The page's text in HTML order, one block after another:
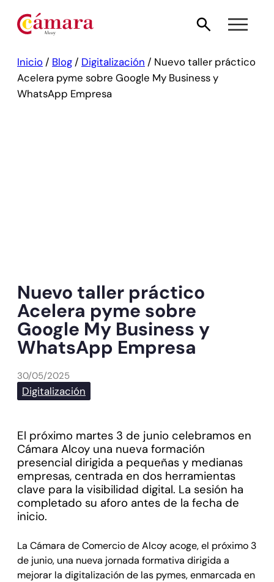
Inicio / Blog / Digitalización / Nuevo taller práctico
Acelera pyme sobre Google My Business y
WhatsApp Empresa
Nuevo taller práctico
Acelera pyme sobre
Google My Business y
WhatsApp Empresa
30/05/2025
Digitalización
El próximo martes 3 de junio celebramos en
Cámara Alcoy una nueva formación
presencial dirigida a pequeñas y medianas
empresas, centrada en dos herramientas
clave para la visibilidad digital. La sesión ha
completado su aforo antes de la fecha de
inicio.
La Cámara de Comercio de Alcoy acoge, el próximo 3
de junio, una nueva jornada formativa dirigida a
mejorar la digitalización de las pymes, enmarcada en